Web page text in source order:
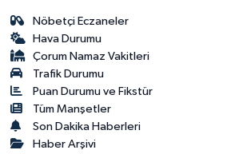
Nöbetçi Eczaneler
Hava Durumu
Çorum Namaz Vakitleri
Trafik Durumu
Puan Durumu ve Fikstür
Tüm Manşetler
Son Dakika Haberleri
Haber Arşivi